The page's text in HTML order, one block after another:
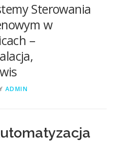
INTELIGENTNE
Sterowania
w
–
ADMIN